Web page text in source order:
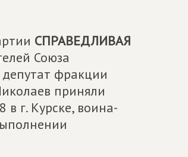
СПРАВЕДЛИВАЯ
Союза
фракции
приняли
г. Курске, воина-